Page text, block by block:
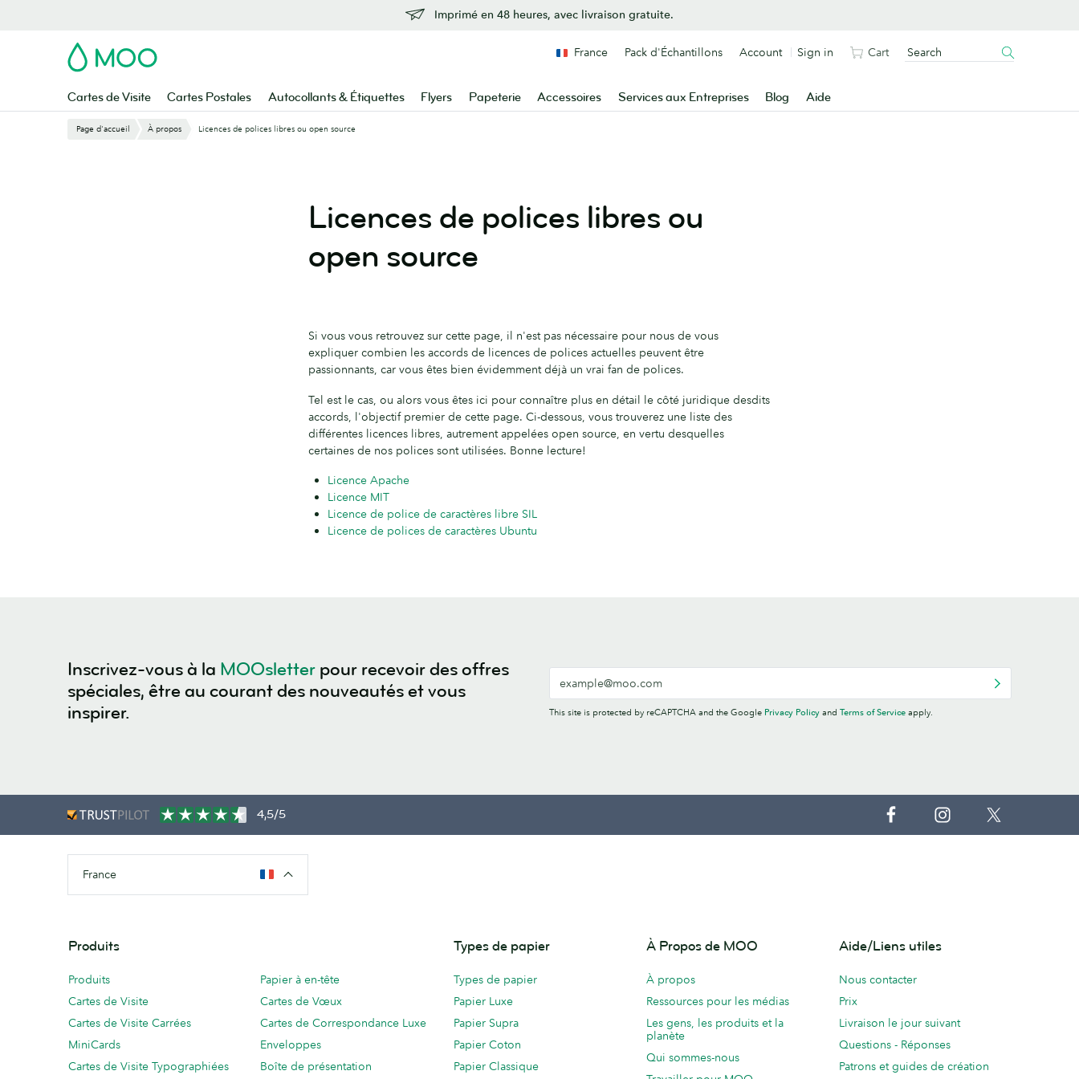
Imprimé en 48 heures, avec livraison gratuite.
MOO
Cartes de Visite Cartes Postales Autocollants & Étiquettes Flyers Papeterie Accessoires Services aux Entreprises Blog Aide
France Pack d'Échantillons Account Sign in Cart
Page d'accueil À propos Licences de polices libres ou open source
Licences de polices libres ou
open source
Si vous vous retrouvez sur cette page, il n'est pas nécessaire pour nous de vous
expliquer combien les accords de licences de polices actuelles peuvent être
passionnants, car vous êtes bien évidemment déjà un vrai fan de polices.
Tel est le cas, ou alors vous êtes ici pour connaître plus en détail le côté juridique desdits
accords, l'objectif premier de cette page. Ci-dessous, vous trouverez une liste des
différentes licences libres, autrement appelées open source, en vertu desquelles
certaines de nos polices sont utilisées. Bonne lecture!
Licence Apache
Licence MIT
Licence de police de caractères libre SIL
Licence de polices de caractères Ubuntu
Inscrivez-vous à la MOOsletter pour recevoir des offres
spéciales, être au courant des nouveautés et vous
inspirer.
This site is protected by reCAPTCHA and the Google Privacy Policy and Terms of Service apply.
4,5/5
France
Produits
Produits
Cartes de Visite
Cartes de Visite Carrées
MiniCards
Cartes de Visite Typographiées
Papier à en-tête
Cartes de Vœux
Cartes de Correspondance Luxe
Enveloppes
Boîte de présentation
Types de papier
Types de papier
Papier Luxe
Papier Supra
Papier Coton
Papier Classique
À Propos de MOO
À propos
Ressources pour les médias
Les gens, les produits et la
planète
Qui sommes-nous
Aide/Liens utiles
Nous contacter
Prix
Livraison le jour suivant
Questions - Réponses
Patrons et guides de création